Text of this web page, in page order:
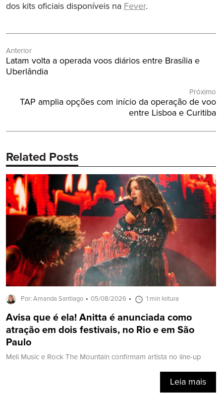
dos kits oficiais disponíveis na Fever.
de
Post
Anterior
Post
Anterior:
Latam volta a operada voos diários entre Brasília e
Uberlândia
Próximo
Próximo
TAP amplia opções com início da operação de voo
entre Lisboa e Curitiba
Related Posts
Por: Amanda Santiago 05/08/2026 1 min leitura
Avisa que é ela! Anitta é anunciada como
atração em dois festivais, no Rio e em São
Paulo
Meli Music e Rock The Mountain confirmam artista no line-up
Leia mais